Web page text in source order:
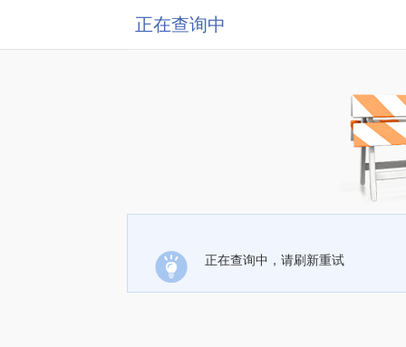
正在查询中
正在查询中，请刷新重试